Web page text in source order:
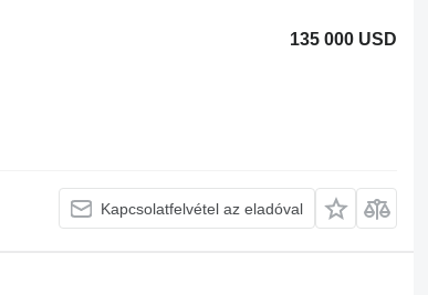
135 000 USD
Kapcsolatfelvétel az eladóval